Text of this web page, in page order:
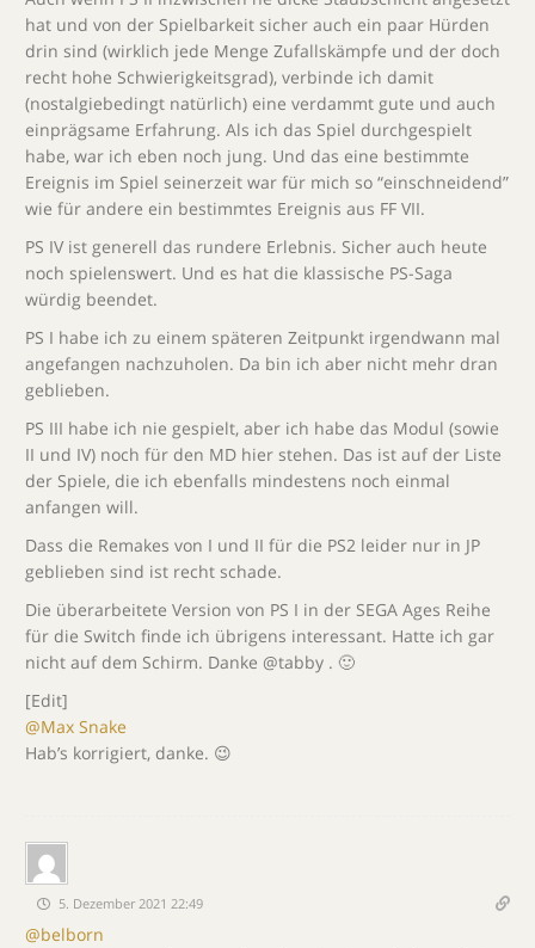
hat und von der Spielbarkeit sicher auch ein paar Hürden
drin sind (wirklich jede Menge Zufallskämpfe und der doch
recht hohe Schwierigkeitsgrad), verbinde ich damit
(nostalgiebedingt natürlich) eine verdammt gute und auch
einprägsame Erfahrung. Als ich das Spiel durchgespielt
habe, war ich eben noch jung. Und das eine bestimmte
Ereignis im Spiel seinerzeit war für mich so “einschneidend”
wie für andere ein bestimmtes Ereignis aus FF VII.
PS IV ist generell das rundere Erlebnis. Sicher auch heute
noch spielenswert. Und es hat die klassische PS-Saga
würdig beendet.
PS I habe ich zu einem späteren Zeitpunkt irgendwann mal
angefangen nachzuholen. Da bin ich aber nicht mehr dran
geblieben.
PS III habe ich nie gespielt, aber ich habe das Modul (sowie
II und IV) noch für den MD hier stehen. Das ist auf der Liste
der Spiele, die ich ebenfalls mindestens noch einmal
anfangen will.
Dass die Remakes von I und II für die PS2 leider nur in JP
geblieben sind ist recht schade.
Die überarbeitete Version von PS I in der SEGA Ages Reihe
für die Switch finde ich übrigens interessant. Hatte ich gar
nicht auf dem Schirm. Danke @tabby . 🙂
[Edit]
@Max Snake
Hab’s korrigiert, danke. 😉
5. Dezember 2021 22:49
@belborn